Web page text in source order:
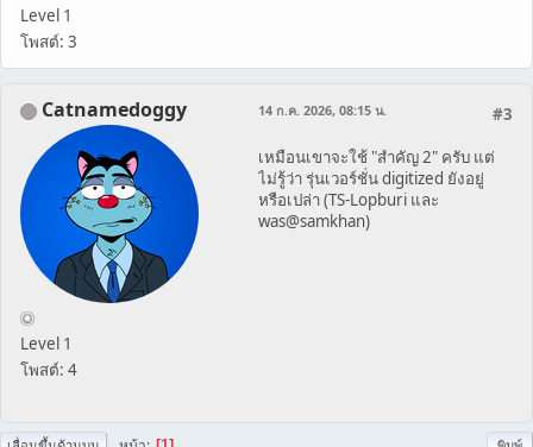
Level 1
โพสต์: 3
Catnamedoggy
Level 1
โพสต์: 4
#3
14 ก.ค. 2026, 08:15 น.
เหมือนเขาจะใช้ "สำคัญ 2" ครับ แต่
ไม่รู้ว่า รุ่นเวอร์ชั่น digitized ยังอยู่
หรือเปล่า (TS-Lopburi และ
was@samkhan)